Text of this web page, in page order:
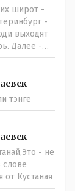
широт -
-
выходят
Далее -
Но зачем,
и оплату
наличкой)
с
тэнге
- не
от Кустаная